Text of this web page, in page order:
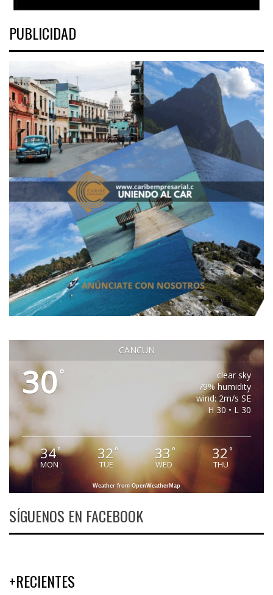
PUBLICIDAD
CANCUN
30°
clear sky
79% humidity
wind: 2m/s SE
H 30 • L 30
34°
MON
32°
TUE
33 °
WED
32°
THU
Weather from OpenWeatherMap
SÍGUENOS EN FACEBOOK
+RECIENTES